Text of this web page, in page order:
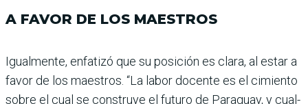
A FAVOR DE LOS MAESTROS
Igualmente, enfatizó que su posición es clara, al estar a
favor de los maestros. “La labor docente es el cimiento
sobre el cual se construye el futuro de Paraguay, y cual­